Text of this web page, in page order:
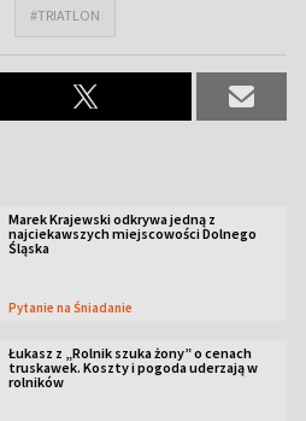
#TRIATLON
Marek Krajewski odkrywa jedną z
najciekawszych miejscowości Dolnego
Śląska
Pytanie na Śniadanie
Łukasz z „Rolnik szuka żony” o cenach
truskawek. Koszty i pogoda uderzają w
rolników